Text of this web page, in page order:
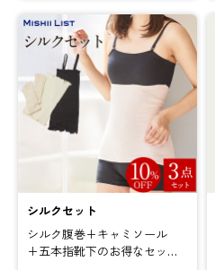
シルクセット
シルク腹巻+キャミソール
+五本指靴下のお得なセット